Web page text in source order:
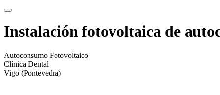
Instalación fotovoltaica de
Autoconsumo Fotovoltaico
Clínica Dental
Vigo (Pontevedra)